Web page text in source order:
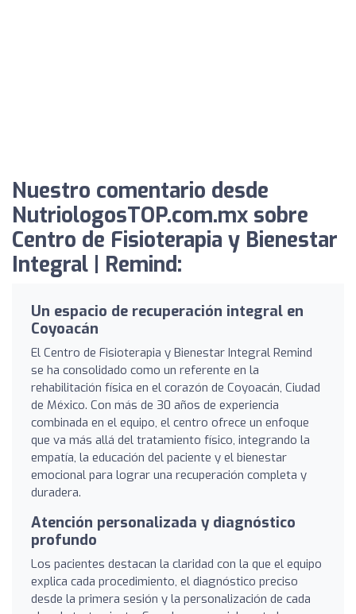
Nuestro comentario desde
NutriologosTOP.com.mx sobre
Centro de Fisioterapia y Bienestar
Integral | Remind:
Un espacio de recuperación integral en
Coyoacán
El Centro de Fisioterapia y Bienestar Integral Remind
se ha consolidado como un referente en la
rehabilitación física en el corazón de Coyoacán, Ciudad
de México. Con más de 30 años de experiencia
combinada en el equipo, el centro ofrece un enfoque
que va más allá del tratamiento físico, integrando la
empatía, la educación del paciente y el bienestar
emocional para lograr una recuperación completa y
duradera.
Atención personalizada y diagnóstico
profundo
Los pacientes destacan la claridad con la que el equipo
explica cada procedimiento, el diagnóstico preciso
desde la primera sesión y la personalización de cada